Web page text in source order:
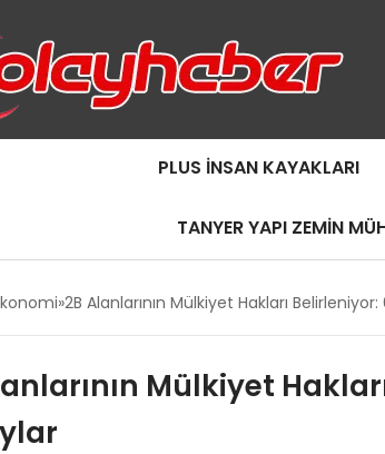
PLUS İNSAN KAYAKLARI
TANYER YAPI ZEMIN
2B Alanlarının Mülkiyet Hakları
Mülkiyet